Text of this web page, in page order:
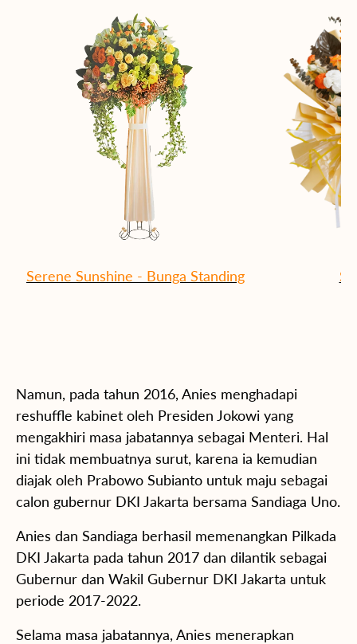
Serene Sunshine - Bunga Standing
Namun, pada tahun 2016, Anies menghadapi
reshuffle kabinet oleh Presiden Jokowi yang
mengakhiri masa jabatannya sebagai Menteri. Hal
ini tidak membuatnya surut, karena ia kemudian
diajak oleh Prabowo Subianto untuk maju sebagai
calon gubernur DKI Jakarta bersama Sandiaga Uno.
Anies dan Sandiaga berhasil memenangkan Pilkada
DKI Jakarta pada tahun 2017 dan dilantik sebagai
Gubernur dan Wakil Gubernur DKI Jakarta untuk
periode 2017-2022.
Selama masa jabatannya, Anies menerapkan